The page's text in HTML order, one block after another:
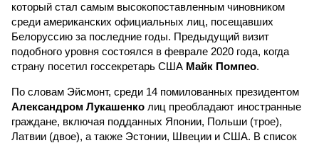
который стал самым высокопоставленным чиновником
среди американских официальных лиц, посещавших
Белоруссию за последние годы. Предыдущий визит
подобного уровня состоялся в феврале 2020 года, когда
страну посетил госсекретарь США Майк Помпео.
По словам Эйсмонт, среди 14 помилованных президентом
Александром Лукашенко лиц преобладают иностранные
граждане, включая подданных Японии, Польши (трое),
Латвии (двое), а также Эстонии, Швеции и США. В список